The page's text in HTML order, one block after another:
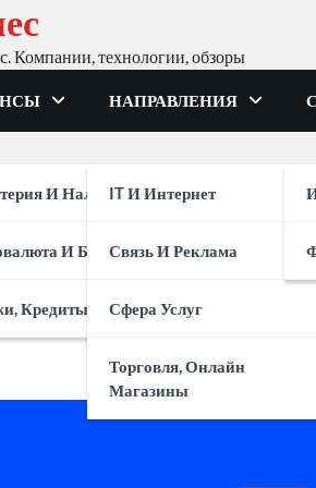
Компании, технологии, обзоры
И Налоги
И Биржи
Кредиты, Банки
НАПРАВЛЕНИЯ
IT И Интернет
Связь И Реклама
Сфера Услуг
Торговля, Онлайн
Магазины
дорожной
готовый для